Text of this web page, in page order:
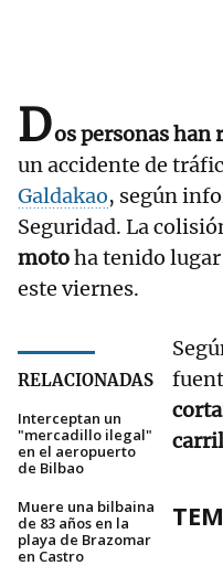
Dos personas han
un accidente de
Galdakao, según
Seguridad. La
motoha tenido lugar
este viernes.
RELACIONADAS
Interceptan un
"mercadillo ilegal"
en el aeropuerto
de Bilbao
Muere una bilbaina
de 83 años en la
playa de Brazomar
en Castro